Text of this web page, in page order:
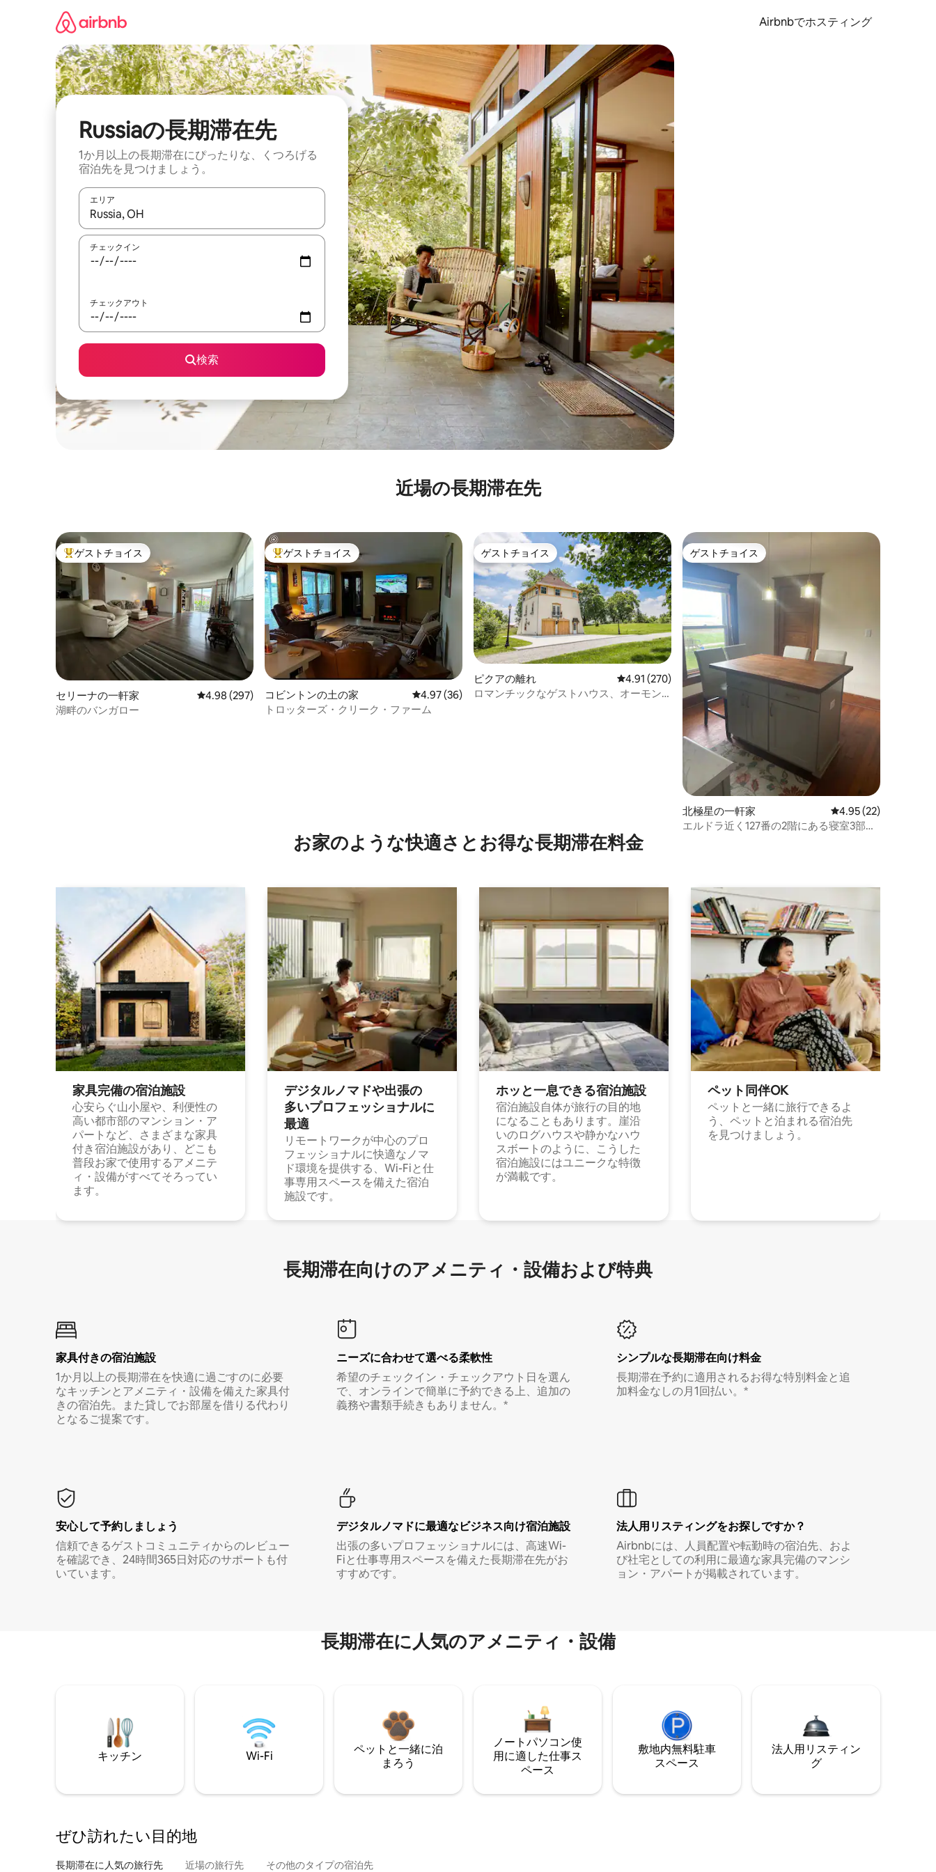
Airbnbでホスティング
Russiaの長期滞在先
1か月以上の長期滞在にぴったりな、くつろげる
宿泊先を見つけましょう。
エリア
検索結果が表示されたら、上下の矢印キーを使って移動するか、画面をタッチまたはスワイプして検索結果を確認することができます。
チェックイン
チェックアウト
検索
近場の長期滞在先
大好評のゲストチョイスです。
ゲストチョイス
セリーナの一軒家 レビュー297件、5つ星中4.98つ星の平均評価
4.98 (297)
湖畔のバンガロー
大好評のゲストチョイスです。
ゲストチョイス
コビントンの土の家 レビュー36件、5つ星中4.97つ星の平均評価
4.97 (36)
トロッターズ・クリーク・ファーム
ゲストチョイス
ゲストチョイス
ピクアの離れ レビュー270件、5つ星中4.91つ星の平均評価
4.91 (270)
ロマンチックなゲストハウス、オーモン
ゲストチョイス
ゲストチョイス
北極星の一軒家 レビュー22件、5つ
4.95 (22)
エルドラ近く127番の2階にある寝室3部屋
お家のような快⁠適⁠さ⁠とお⁠得⁠な長⁠期⁠滞⁠在料⁠金
家具完備の宿⁠泊⁠施⁠設
心安らぐ山小屋や、利便性の
高い都市部のマンション・ア
パートなど、さまざまな家具
付き宿泊施設があり、どこも
普段お家で使用するアメニテ
ィ・設備がすべてそろってい
ます。
デジタルノマドや出⁠張⁠の
多⁠いプ⁠ロ⁠フ⁠ェ⁠ッ⁠シ⁠ョ⁠ナ⁠ル⁠に
最⁠適
リモートワークが中心のプロ
フェッショナルに快適なノマ
ド環境を提供する、Wi-Fiと仕
事専用スペースを備えた宿泊
施設です。
ホッと一⁠息⁠で⁠き⁠る宿⁠泊施⁠設
宿泊施設自体が旅行の目的地
になることもあります。崖沿
いのログハウスや静かなハウ
スボートのように、こうした
宿泊施設にはユニークな特徴
が満載です。
ペット同⁠伴OK
ペットと一緒に旅行できるよ
う、ペットと泊まれる宿泊先
を見つけましょう。
長期滞在向け⁠のア⁠メ⁠ニ⁠テ⁠ィ⁠・設⁠備⁠および特⁠典
家具付き⁠の宿⁠泊⁠施⁠設
1か月以上の長期滞在を快適に過ごすのに必要
なキッチンとアメニティ・設備を備えた家具付
きの宿泊先。また貸しでお部屋を借りる代わり
となるご提案です。
ニーズに合わせて選べる柔軟性
希望のチェックイン・チェックアウト日を選ん
で、オンラインで簡単に予約できる上、追加の
義務や書類手続きもありません。*
シンプルな長期滞在向け料金
長期滞在予約に適用されるお得な特別料金と追
加料金なしの月1回払い。*
安心して予約しましょう
信頼できるゲストコミュニティからのレビュー
を確認でき、24時間365日対応のサポートも付
いています。
デジタルノマド⁠に最⁠適⁠なビ⁠ジ⁠ネ⁠ス⁠向⁠け宿⁠泊⁠施⁠設
出張の多いプロフェッショナルには、高速Wi-
Fiと仕事専用スペースを備えた長期滞在先がお
すすめです。
法人用リスティングをお探しですか？
Airbnbには、人員配置や転勤時の宿泊先、およ
び社宅としての利用に最適な家具完備のマンシ
ョン・アパートが掲載されています。
長期滞在に人気のアメニティ・設備
キッチン Wi-Fi
ペットと一緒に泊
まろう
ノートパソコン使
用に適した仕事ス
ペース
敷地内無料駐⁠車
ス⁠ペ⁠ー⁠ス
法人用リスティン
グ
ぜひ訪⁠れ⁠た⁠い目⁠的⁠地
長期滞在に人気の旅行先 近場の旅行先 その他のタ⁠イ⁠プ⁠の宿⁠泊⁠先